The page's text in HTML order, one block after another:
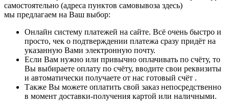
самостоятельно (адреса пунктов самовывоза здесь)
мы предлагаем на Ваш выбор:
Онлайн систему платежей на сайте. Всё очень быстро и
просто, чек о подтверждении платежа сразу придёт на
указанную Вами электронную почту.
Если Вам нужно или привычно оплачивать по счёту, то
Вы выбираете оплату по счёту, вводите свои реквизиты
и автоматически получаете от нас готовый счёт .
Также Вы можете оплатить свой заказ непосредственно
в момент доставки-получения картой или наличными.